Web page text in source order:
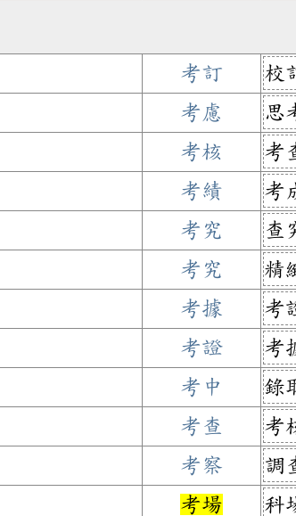
考訂
校
考慮
思
考核
考
考績
考
考究
查
考究
精
考據
考
考證
考
考中
錄
考查
考
考察
調
考場
科